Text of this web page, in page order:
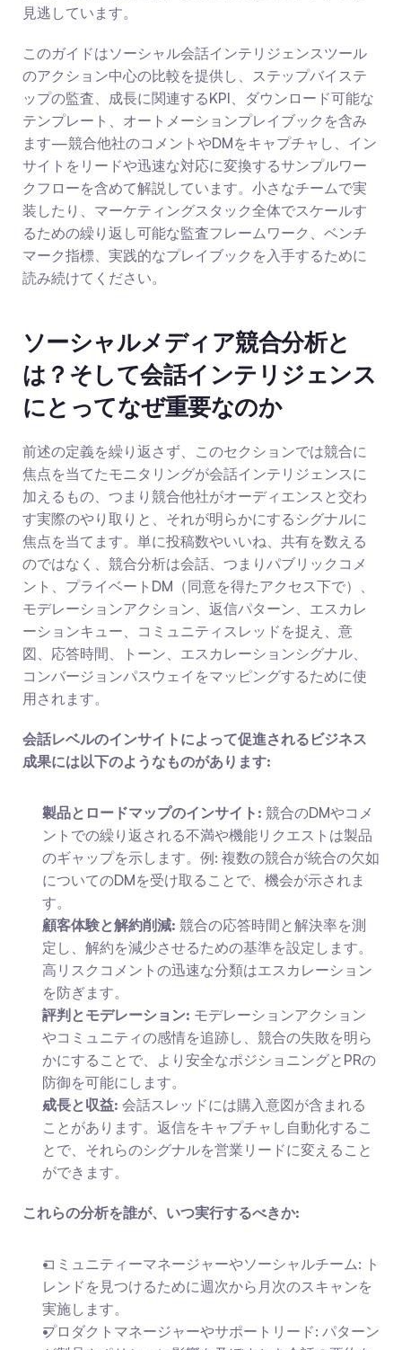
見逃しています。
このガイドはソーシャル会話インテリジェンスツール
のアクション中心の比較を提供し、ステップバイステ
ップの監査、成長に関連するKPI、ダウンロード可能な
テンプレート、オートメーションプレイブックを含み
ます—競合他社のコメントやDMをキャプチャし、イン
サイトをリードや迅速な対応に変換するサンプルワー
クフローを含めて解説しています。小さなチームで実
装したり、マーケティングスタック全体でスケールす
るための繰り返し可能な監査フレームワーク、ベンチ
マーク指標、実践的なプレイブックを入手するために
読み続けてください。
ソーシャルメディア競合分析と
は？そして会話インテリジェンス
にとってなぜ重要なのか
前述の定義を繰り返さず、このセクションでは競合に
焦点を当てたモニタリングが会話インテリジェンスに
加えるもの、つまり競合他社がオーディエンスと交わ
す実際のやり取りと、それが明らかにするシグナルに
焦点を当てます。単に投稿数やいいね、共有を数える
のではなく、競合分析は会話、つまりパブリックコメ
ント、プライベートDM（同意を得たアクセス下で）、
モデレーションアクション、返信パターン、エスカレ
ーションキュー、コミュニティスレッドを捉え、意
図、応答時間、トーン、エスカレーションシグナル、
コンバージョンパスウェイをマッピングするために使
用されます。
会話レベルのインサイトによって促進されるビジネス
成果には以下のようなものがあります:
製品とロードマップのインサイト: 競合のDMやコメ
ントでの繰り返される不満や機能リクエストは製品
のギャップを示します。例: 複数の競合が統合の欠如
についてのDMを受け取ることで、機会が示されま
す。
顧客体験と解約削減: 競合の応答時間と解決率を測
定し、解約を減少させるための基準を設定します。
高リスクコメントの迅速な分類はエスカレーション
を防ぎます。
評判とモデレーション: モデレーションアクション
やコミュニティの感情を追跡し、競合の失敗を明ら
かにすることで、より安全なポジショニングとPRの
防御を可能にします。
成長と収益: 会話スレッドには購入意図が含まれる
ことがあります。返信をキャプチャし自動化するこ
とで、それらのシグナルを営業リードに変えること
ができます。
これらの分析を誰が、いつ実行するべきか:
コミュニティーマネージャーやソーシャルチーム: ト
レンドを見つけるために週次から月次のスキャンを
実施します。
プロダクトマネージャーやサポートリード: パターン